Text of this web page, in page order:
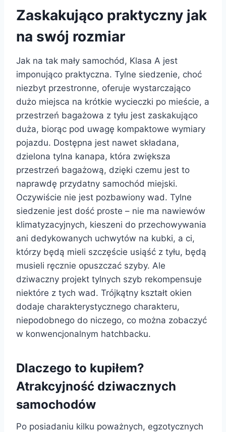
Zaskakująco praktyczny jak
na swój rozmiar
Jak na tak mały samochód, Klasa A jest
imponująco praktyczna. Tylne siedzenie, choć
niezbyt przestronne, oferuje wystarczająco
dużo miejsca na krótkie wycieczki po mieście, a
przestrzeń bagażowa z tyłu jest zaskakująco
duża, biorąc pod uwagę kompaktowe wymiary
pojazdu. Dostępna jest nawet składana,
dzielona tylna kanapa, która zwiększa
przestrzeń bagażową, dzięki czemu jest to
naprawdę przydatny samochód miejski.
Oczywiście nie jest pozbawiony wad. Tylne
siedzenie jest dość proste – nie ma nawiewów
klimatyzacyjnych, kieszeni do przechowywania
ani dedykowanych uchwytów na kubki, a ci,
którzy będą mieli szczęście usiąść z tyłu, będą
musieli ręcznie opuszczać szyby. Ale
dziwaczny projekt tylnych szyb rekompensuje
niektóre z tych wad. Trójkątny kształt okien
dodaje charakterystycznego charakteru,
niepodobnego do niczego, co można zobaczyć
w konwencjonalnym hatchbacku.
Dlaczego to kupiłem?
Atrakcyjność dziwacznych
samochodów
Po posiadaniu kilku poważnych, egzotycznych